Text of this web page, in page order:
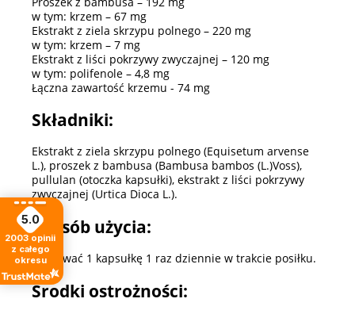
w tym: krzem – 67 mg
Ekstrakt z ziela skrzypu polnego – 220 mg
w tym: krzem – 7 mg
Ekstrakt z liści pokrzywy zwyczajnej – 120 mg
w tym: polifenole – 4,8 mg
Łączna zawartość krzemu - 74 mg
Składniki:
Ekstrakt z ziela skrzypu polnego (Equisetum arvense
L.), proszek z bambusa (Bambusa bambos (L.)Voss),
pullulan (otoczka kapsułki), ekstrakt z liści pokrzywy
zwyczajnej (Urtica Dioca L.).
Sposób użycia:
Spożywać 1 kapsułkę 1 raz dziennie w trakcie posiłku.
Środki ostrożności:
5.0
2003 opinii
z całego
okresu